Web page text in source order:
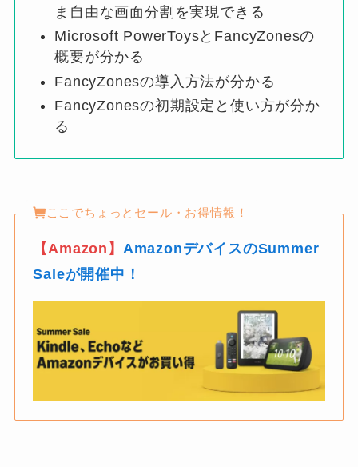
ま自由な画面分割を実現できる
Microsoft PowerToysとFancyZonesの
概要が分かる
FancyZonesの導入方法が分かる
FancyZonesの初期設定と使い方が分か
る
ここでちょっとセール・お得情報！
【Amazon】 AmazonデバイスのSummer
Saleが開催中！